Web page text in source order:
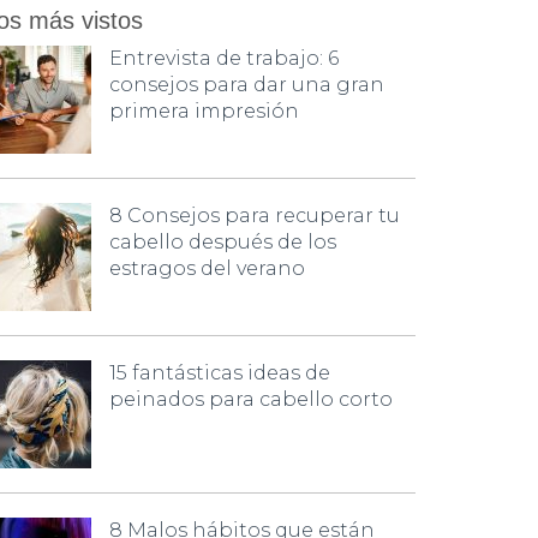
más vistos
Entrevista de trabajo: 6
consejos para dar una gran
primera impresión
8 Consejos para recuperar tu
cabello después de los
estragos del verano
15 fantásticas ideas de
peinados para cabello corto
8 Malos hábitos que están